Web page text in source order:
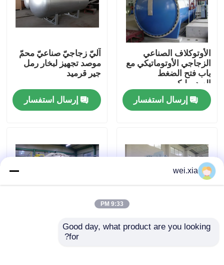
المنتجات
فيديوهات
حولنا
جولة في المصنع
اتصل بنا
القضايا
الأوتوكلاف الصناعي
الزجاجي الأوتوماتيكي مع
باب فتح الضغط
الهيدروليكي
إرسال استفسار
آليّ زجاجيّ صناعيّ محمّ
موصد تجهيز لبخار رمل
جير قرميد
إرسال استفسار
ضغط دفاع صناعيّ محمّ
يهوّي مادّيّ قالب محمّ
موصد خشبيّ مطّاط
wei.xia
9:33 PM
Good day, what product are you looking
for?